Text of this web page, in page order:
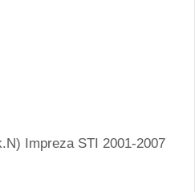
Impreza STI 2001-2007